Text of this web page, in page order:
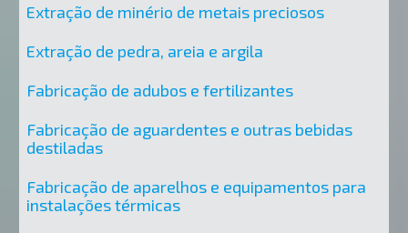
Extração de minério de metais preciosos
Extração de pedra, areia e argila
Fabricação de adubos e fertilizantes
Fabricação de aguardentes e outras bebidas
destiladas
Fabricação de aparelhos e equipamentos para
instalações térmicas